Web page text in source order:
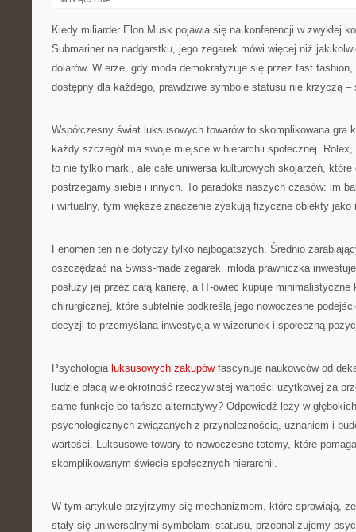
Kiedy miliarder Elon Musk pojawia się na konferencji w zwykłej
Submariner na nadgarstku, jego zegarek mówi więcej niż
dolarów. W erze, gdy moda demokratyzuje się przez fast
dostępny dla każdego, prawdziwe symbole statusu nie krzyczą
Współczesny świat luksusowych towarów to skomplikowana gra
każdy szczegół ma swoje miejsce w hierarchii społecznej.
to nie tylko marki, ale całe uniwersa kulturowych skojarzeń,
postrzegamy siebie i innych. To paradoks naszych czasów: im
i wirtualny, tym większe znaczenie zyskują fizyczne obiekty jako
Fenomen ten nie dotyczy tylko najbogatszych. Średnio
oszczędzać na Swiss-made zegarek, młoda prawniczka
posłuży jej przez całą karierę, a IT-owiec kupuje
chirurgicznej, które subtelnie podkreślą jego nowoczesne
decyzji to przemyślana inwestycja w wizerunek i społeczną
Psychologia luksusowych zakupówfascynuje naukowców od
ludzie płacą wielokrotność rzeczywistej wartości użytkowej za
same funkcje co tańsze alternatywy? Odpowiedź leży w
psychologicznych związanych z przynależnością, uznaniem i
wartości. Luksusowe towary to nowoczesne totemy, które
skomplikowanym świecie społecznych hierarchii.
W tym artykule przyjrzymy się mechanizmom, które sprawiają,
stały się uniwersalnymi symbolami statusu, przeanalizujemy